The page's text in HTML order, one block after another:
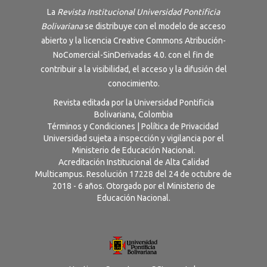
La Revista Institucional Universidad Pontificia
Bolivarianase distribuye con el modelo de acceso
abierto y la licencia Creative Commons Atribución-
NoComercial-SinDerivadas 4.0. con el fin de
contribuir a la visibilidad, el acceso y la difusión del
conocimiento.
Revista editada por la Universidad Pontificia
Bolivariana, Colombia
Términos y Condiciones
Política de Privacidad
Universidad sujeta a inspección y vigilancia por el
Ministerio de Educación Nacional.
Acreditación Institucional de Alta Calidad
Multicampus. Resolución 17228 del 24 de octubre de
2018 - 6 años. Otorgado por el Ministerio de
Educación Nacional.